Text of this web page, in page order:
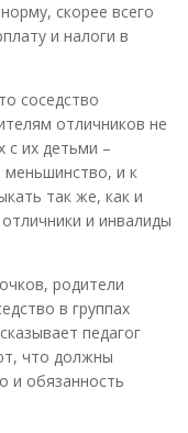
скорее всего
и налоги в
соседство
отличников не
с их детьми –
меньшинство, и к
так же, как и
и инвалиды
родители
в группах
педагог
что должны
и обязанность